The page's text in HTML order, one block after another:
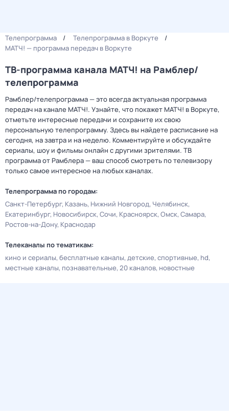
Телепрограмма
Телепрограмма в Воркуте
МАТЧ! — программа передач в Воркуте
ТВ-программа канала МАТЧ! на Рамблер/
телепрограмма
Рамблер/телепрограмма — это всегда актуальная программа
передач на канале МАТЧ!. Узнайте, что покажет МАТЧ! в Воркуте,
отметьте интересные передачи и сохраните их свою
персональную телепрограмму. Здесь вы найдете расписание на
сегодня, на завтра и на неделю. Комментируйте и обсуждайте
сериалы, шоу и фильмы онлайн с другими зрителями. ТВ
программа от Рамблера — ваш способ смотреть по телевизору
только самое интересное на любых каналах.
Телепрограмма по городам:
Санкт-Петербург Казань Нижний Новгород Челябинск
Екатеринбург Новосибирск Сочи Красноярск Омск Самара
Ростов-на-Дону Краснодар
Телеканалы по тематикам:
кино и сериалы бесплатные каналы детские спортивные hd
местные каналы познавательные 20 каналов новостные